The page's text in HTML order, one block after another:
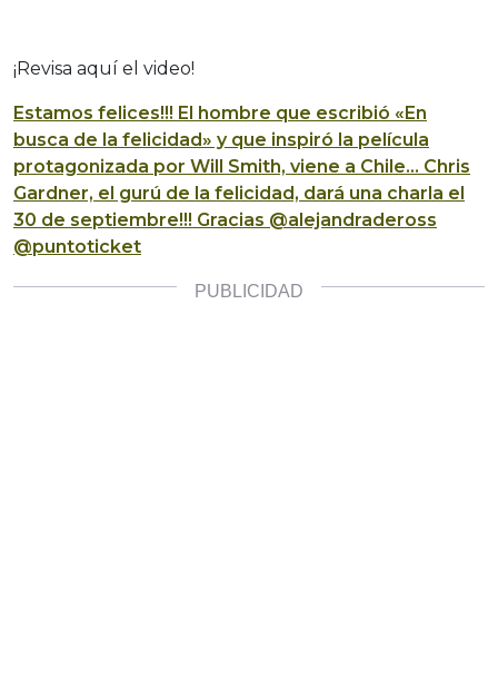
¡Revisa aquí el video!
Estamos felices!!! El hombre que escribió «En
busca de la felicidad» y que inspiró la película
protagonizada por Will Smith, viene a Chile… Chris
Gardner, el gurú de la felicidad, dará una charla el
30 de septiembre!!! Gracias @alejandradeross
@puntoticket